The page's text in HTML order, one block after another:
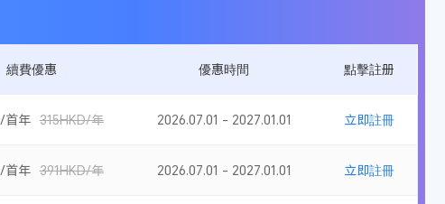
續費優惠 優惠時間 點擊註册
首年 315HKD/年 2026.07.01 - 2027.01.01 立即註冊
首年 391HKD/年 2026.07.01 - 2027.01.01 立即註冊